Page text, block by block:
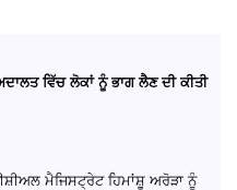
ਵਿੱਚ ਲੋਕਾਂ ਨੂੰ ਭਾਗ ਲੈਣ ਦੀ ਕੀਤੀ
ਮੈਜਿਸਟ੍ਰੇਟ ਹਿਮਾਂਸ਼ੂ ਅਰੋੜਾ ਨੂੰ